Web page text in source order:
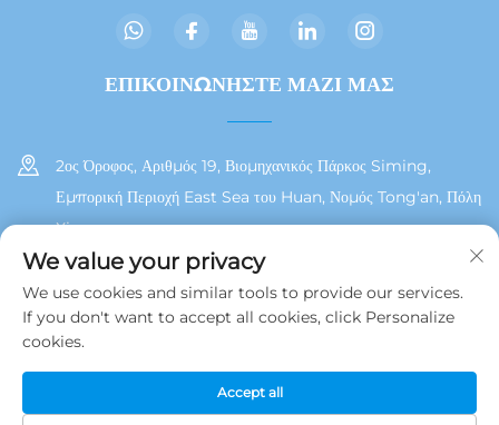
ΕΠΙΚΟΙΝΩΝΗΣΤΕ ΜΑΖΙ ΜΑΣ
2ος Όροφος, Αριθμός 19, Βιομηχανικός Πάρκος Siming,
Εμπορική Περιοχή East Sea του Huan, Νομός Tong'an, Πόλη
Xiamen
+86 13215929911
[email protected]
Δικαιώματα Πνευματικής Ιδιοκτησίας © 2025 από τη Jamooz (Xiamen)
Technology Co., Ltd. Πολιτική Απορρήτου
We value your privacy
We use cookies and similar tools to provide our services.
If you don't want to accept all cookies, click Personalize
cookies.
Accept all